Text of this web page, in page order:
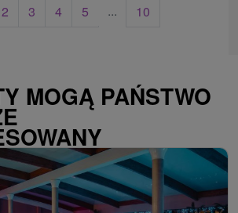
2 3 4 5 ... 10
MOGĄ PAŃSTWO